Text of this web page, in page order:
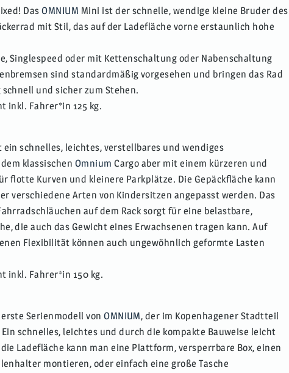
DasOMNIUM Mini ist der schnelle, wendige kleine Bruder des
mit Stil, das auf der Ladefläche vorne erstaunlich hohe
Singlespeed oder mit Kettenschaltung oder Nabenschaltung
sind standardmäßig vorgesehen und bringen das Rad
und sicher zum Stehen.
inkl. Fahrer*in 125 kg.
ein schnelles, leichtes, verstellbares und wendiges
klassischen Omnium Cargo aber mit einem kürzeren und
flotte Kurven und kleinere Parkplätze. Die Gepäckfläche kann
verschiedene Arten von Kindersitzen angepasst werden. Das
auf dem Rack sorgt für eine belastbare,
die auch das Gewicht eines Erwachsenen tragen kann. Auf
Flexibilität können auch ungewöhnlich geformte Lasten
inkl. Fahrer*in 150 kg.
Serienmodell vonOMNIUM, der im Kopenhagener Stadtteil
schnelles, leichtes und durch die kompakte Bauweise leicht
Ladefläche kann man eine Plattform, versperrbare Box, einen
montieren, oder einfach eine große Tasche